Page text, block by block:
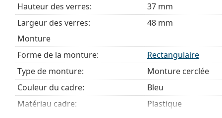
Hauteur des verres:
37 mm
Largeur des verres:
48 mm
Monture
Forme de la monture:
Rectangulaire
Type de monture:
Monture cerclée
Couleur du cadre:
Bleu
Matériau cadre:
Plastique